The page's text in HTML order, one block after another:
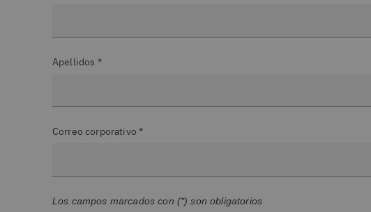
Apellidos *
Correo corporativo *
Los campos marcados con (*) son obligatorios